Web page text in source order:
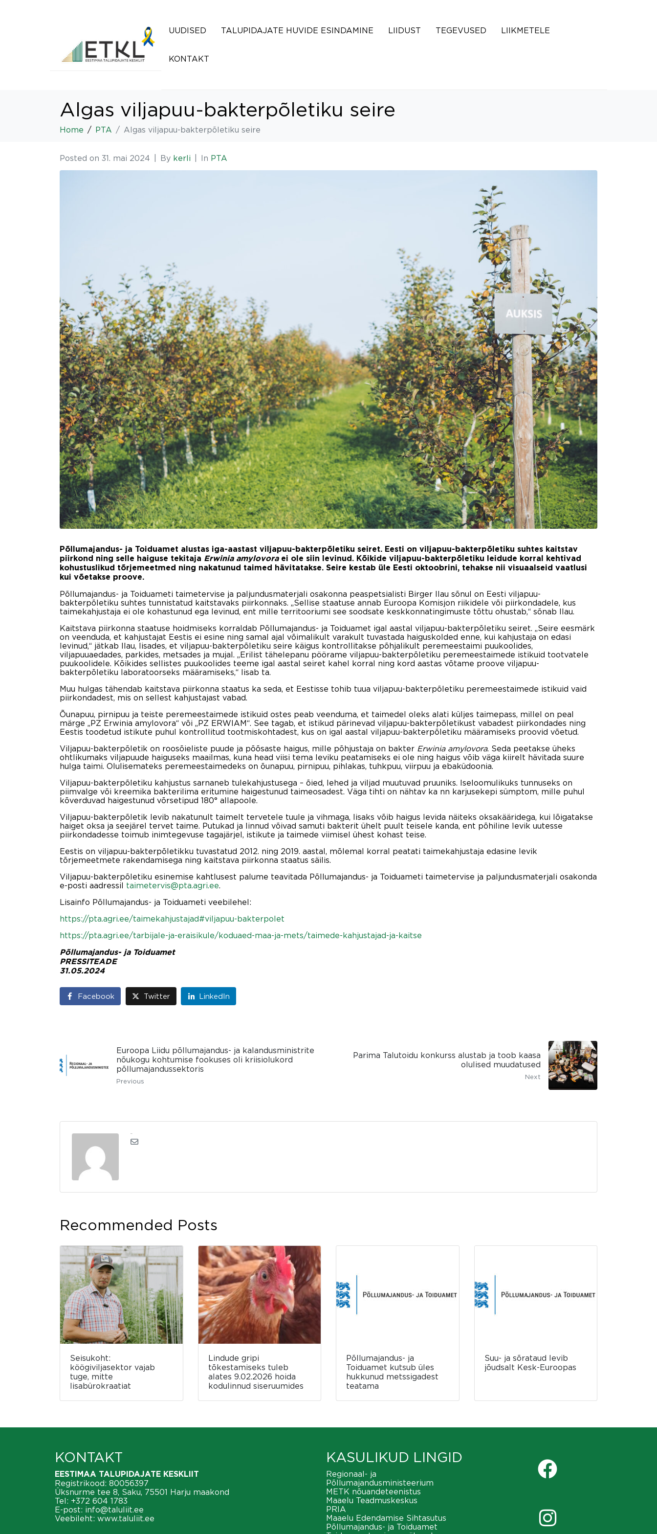
UUDISED TALUPIDAJATE HUVIDE ESINDAMINE LIIDUST TEGEVUSED LIIKMETELE
KONTAKT
Algas viljapuu-bakterpõletiku seire
Home PTA Algas viljapuu-bakterpõletiku seire
Posted on 31. mai 2024 By kerli In PTA
Põllumajandus- ja Toiduamet alustas iga-aastast viljapuu-bakterpõletiku seiret. Eesti on viljapuu-bakterpõletiku suhtes kaitstav
piirkond ning selle haiguse tekitaja Erwinia amylovoraei ole siin levinud. Kõikide viljapuu-bakterpõletiku leidude korral kehtivad
kohustuslikud tõrjemeetmed ning nakatunud taimed hävitatakse. Seire kestab üle Eesti oktoobrini, tehakse nii visuaalseid vaatlusi
kui võetakse proove.
Põllumajandus- ja Toiduameti taimetervise ja paljundusmaterjali osakonna peaspetsialisti Birger Ilau sõnul on Eesti viljapuu-
bakterpõletiku suhtes tunnistatud kaitstavaks piirkonnaks. „Sellise staatuse annab Euroopa Komisjon riikidele või piirkondadele, kus
taimekahjustaja ei ole kohastunud ega levinud, ent mille territooriumi see soodsate keskkonnatingimuste tõttu ohustab,“ sõnab Ilau.
Kaitstava piirkonna staatuse hoidmiseks korraldab Põllumajandus- ja Toiduamet igal aastal viljapuu-bakterpõletiku seiret. „Seire eesmärk
on veenduda, et kahjustajat Eestis ei esine ning samal ajal võimalikult varakult tuvastada haiguskolded enne, kui kahjustaja on edasi
levinud,“ jätkab Ilau, lisades, et viljapuu-bakterpõletiku seire käigus kontrollitakse põhjalikult peremeestaimi puukoolides,
viljapuuaedades, parkides, metsades ja mujal. „Erilist tähelepanu pöörame viljapuu-bakterpõletiku peremeestaimede istikuid tootvatele
puukoolidele. Kõikides sellistes puukoolides teeme igal aastal seiret kahel korral ning kord aastas võtame proove viljapuu-
bakterpõletiku laboratoorseks määramiseks,“ lisab ta.
Muu hulgas tähendab kaitstava piirkonna staatus ka seda, et Eestisse tohib tuua viljapuu-bakterpõletiku peremeestaimede istikuid vaid
piirkondadest, mis on sellest kahjustajast vabad.
Õunapuu, pirnipuu ja teiste peremeestaimede istikuid ostes peab veenduma, et taimedel oleks alati küljes taimepass, millel on peal
märge „PZ Erwinia amylovora“ või „PZ ERWIAM“. See tagab, et istikud pärinevad viljapuu-bakterpõletikust vabadest piirkondades ning
Eestis toodetud istikute puhul kontrollitud tootmiskohtadest, kus on igal aastal viljapuu-bakterpõletiku määramiseks proovid võetud.
Viljapuu-bakterpõletik on roosõieliste puude ja põõsaste haigus, mille põhjustaja on bakter Erwinia amylovora. Seda peetakse üheks
ohtlikumaks viljapuude haiguseks maailmas, kuna head viisi tema leviku peatamiseks ei ole ning haigus võib väga kiirelt hävitada suure
hulga taimi. Olulisemateks peremeestaimedeks on õunapuu, pirnipuu, pihlakas, tuhkpuu, viirpuu ja ebaküdoonia.
Viljapuu-bakterpõletiku kahjustus sarnaneb tulekahjustusega – õied, lehed ja viljad muutuvad pruuniks. Iseloomulikuks tunnuseks on
piimvalge või kreemika bakterilima eritumine haigestunud taimeosadest. Väga tihti on nähtav ka nn karjusekepi sümptom, mille puhul
kõverduvad haigestunud võrsetipud 180° allapoole.
Viljapuu-bakterpõletik levib nakatunult taimelt tervetele tuule ja vihmaga, lisaks võib haigus levida näiteks oksakääridega, kui lõigatakse
haiget oksa ja seejärel tervet taime. Putukad ja linnud võivad samuti bakterit ühelt puult teisele kanda, ent põhiline levik uutesse
piirkondadesse toimub inimtegevuse tagajärjel, istikute ja taimede viimisel ühest kohast teise.
Eestis on viljapuu-bakterpõletikku tuvastatud 2012. ning 2019. aastal, mõlemal korral peatati taimekahjustaja edasine levik
tõrjemeetmete rakendamisega ning kaitstava piirkonna staatus säilis.
Viljapuu-bakterpõletiku esinemise kahtlusest palume teavitada Põllumajandus- ja Toiduameti taimetervise ja paljundusmaterjali osakonda
e-posti aadressil taimetervis@pta.agri.ee.
Lisainfo Põllumajandus- ja Toiduameti veebilehel:
https://pta.agri.ee/taimekahjustajad#viljapuu-bakterpolet
https://pta.agri.ee/tarbijale-ja-eraisikule/koduaed-maa-ja-mets/taimede-kahjustajad-ja-kaitse
Põllumajandus- ja Toiduamet
PRESSITEADE
31.05.2024
Facebook Twitter LinkedIn
Euroopa Liidu põllumajandus- ja kalandusministrite
nõukogu kohtumise fookuses oli kriisiolukord
põllumajandussektoris
Previous
Parima Talutoidu konkurss alustab ja toob kaasa
olulised muudatused
Next
Recommended Posts
Seisukoht:
köögiviljasektor vajab
tuge, mitte
lisabürokraatiat
Lindude gripi
tõkestamiseks tuleb
alates 9.02.2026 hoida
kodulinnud siseruumides
Põllumajandus- ja
Toiduamet kutsub üles
hukkunud metssigadest
teatama
Suu- ja sõrataud levib
jõudsalt Kesk-Euroopas
KONTAKT
EESTIMAA TALUPIDAJATE KESKLIIT
Registrikood: 80056397
Üksnurme tee 8, Saku, 75501 Harju maakond
Tel: +372 604 1783
E-post: info@taluliit.ee
Veebileht: www.taluliit.ee
KASULIKUD LINGID
Regionaal- ja
Põllumajandusministeerium
METK nõuandeteenistus
Maaelu Teadmuskeskus
PRIA
Maaelu Edendamise Sihtasutus
Põllumajandus- ja Toiduamet